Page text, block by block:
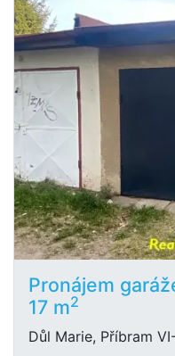
Pronájem
17 m2
Důl Marie, Příbram